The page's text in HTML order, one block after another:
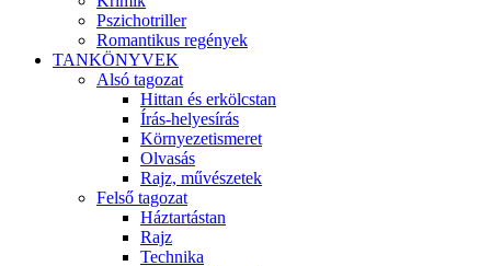
Pszichotriller
Romantikus regények
TANKÖNYVEK
Alsó tagozat
Hittan és erkölcstan
Írás-helyesírás
Környezetismeret
Olvasás
Rajz, művészetek
Felső tagozat
Háztartástan
Rajz
Technika